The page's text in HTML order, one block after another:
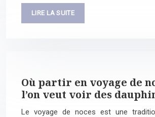
LIRE LA SUITE
Où partir en voyage de
l’on veut voir des
Le voyage de noces est une